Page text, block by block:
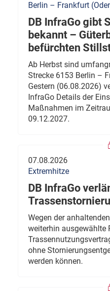
Berlin – Frankfurt
DB InfraGo gibt
bekannt –
befürchten
Ab Herbst sind
Strecke 6153 Berlin –
Gestern (06.08.2026)
InfraGo Details der
Maßnahmen im
09.12.2027.
07.08.2026
Extremhitze
DB InfraGo
Wegen der
weiterhin ausgewählte
ohne
werden können.